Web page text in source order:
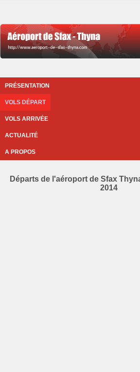
PRÉSENTATION
VOLS DÉPART
VOLS ARRIVÉE
ACTUALITÉ
A PROPOS
Départs de l'aéroport de Sfax
2014